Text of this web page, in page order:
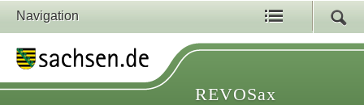
Navigation
REVOSax